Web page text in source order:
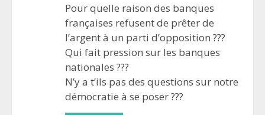
Pour quelle raison des banques
françaises refusent de prêter de
l’argent à un parti d’opposition ???
Qui fait pression sur les banques
nationales ???
N’y a t’ils pas des questions sur notre
démocratie à se poser ???